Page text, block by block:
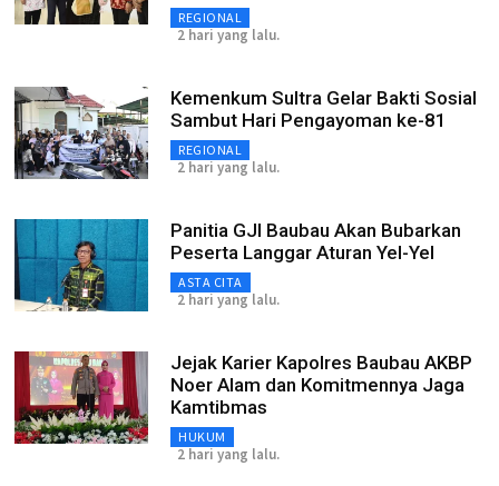
REGIONAL
2 hari yang lalu.
Kemenkum Sultra Gelar Bakti Sosial
Sambut Hari Pengayoman ke-81
REGIONAL
2 hari yang lalu.
Panitia GJI Baubau Akan Bubarkan
Peserta Langgar Aturan Yel-Yel
ASTA CITA
2 hari yang lalu.
Jejak Karier Kapolres Baubau AKBP
Noer Alam dan Komitmennya Jaga
Kamtibmas
HUKUM
2 hari yang lalu.